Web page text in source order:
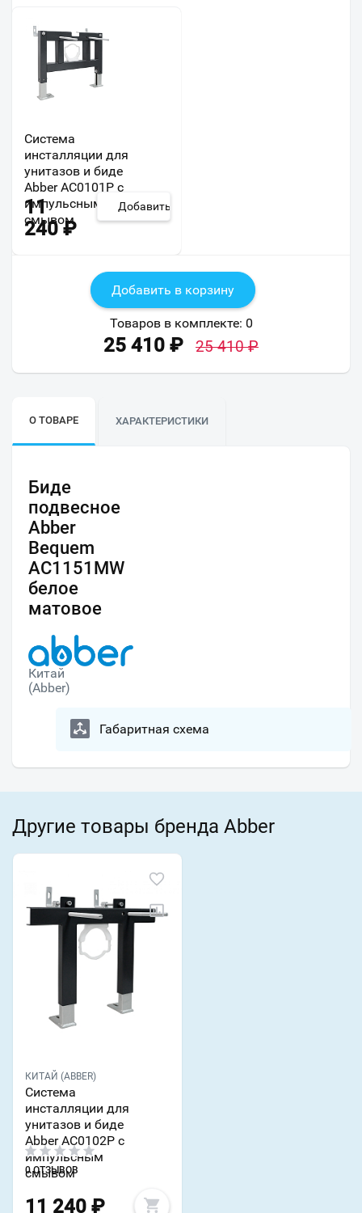
Система
инсталляции для
унитазов и биде
Abber AC0101P с
импульсным
смывом
11
240₽
Добавить
Добавить в корзину
Товаров в комплекте: 0
25 410 ₽ 25 410₽
О ТОВАРЕ ХАРАКТЕРИСТИКИ
Биде
подвесное
Abber
Bequem
AC1151MW
белое
матовое
Китай
(Abber)
Габаритная схема
Другие товары бренда Abber
КИТАЙ (ABBER)
Система
инсталляции для
унитазов и биде
Abber AC0102P с
импульсным
смывом
0 ОТЗЫВОВ
11 240 ₽